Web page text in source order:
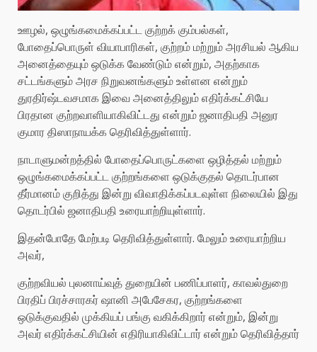
ஊழல், ஒழுங்கமைக்கப்பட்ட குற்றக் கும்பல்கள்,
போதைப்பொருள் வியாபாரிகள், குற்றம் மற்றும் அரசியல் ஆகிய
அனைத்தையும் ஒடுக்க வேண்டும் என்றும், அதற்காக
சட்டங்களும் அரச நிறுவனங்களும் உள்ளன என்றும்
துரதிர்ஷ்டவசமாக இவை அனைத்திலும் எதிர்க்கட்சியே
பிரதான குற்றவாளியாகிவிட்டது என்றும் ஜனாதிபதி அனுர
குமார திஸாநாயக்க தெரிவித்துள்ளார்.
நாடாளுமன்றத்தில் போதைப்பொருட்களை ஒழித்தல் மற்றும்
ஒழுங்கமைக்கப்பட்ட குற்றங்களை ஒடுக்குதல் தொடர்பான
தீர்மானம் குறித்து இன்று விவாதிக்கப்படவுள்ள நிலையில் இது
தொடர்பில் ஜனாதிபதி உரையாற்றியுள்ளார்.
இதன்போதே மேற்படி தெரிவித்துள்ளார். மேலும் உரையாற்றிய
அவர்,
குற்றவியல் புலனாய்வுத் துறையின் பணிப்பாளர், காவல்துறை
பிரதிப் பிரச்சாரகர் ஷானி அபேசேகர, குற்றங்களை
ஒடுக்குவதில் முக்கியப் பங்கு வகிக்கிறார் என்றும், இன்று
அவர் எதிர்க்கட்சியின் எதிரியாகிவிட்டார் என்றும் தெரிவித்தார்